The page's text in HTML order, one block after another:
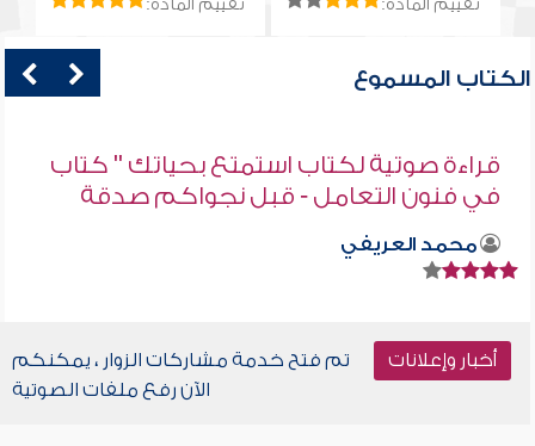
تقييم المادة: تقييم المادة:
الكتاب المسموع
قراءة صوتية لكتاب استمتع بحياتك " كتاب
في فنون التعامل - قبل نجواكم صدقة
محمد العريفي
أخبار وإعلانات
تم فتح خدمة مشاركات الزوار ، يمكنكم
الآن رفع ملفات الصوتية